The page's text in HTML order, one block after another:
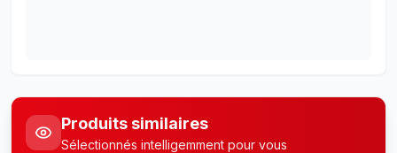
Produits similaires
Sélectionnés intelligemment pour vous